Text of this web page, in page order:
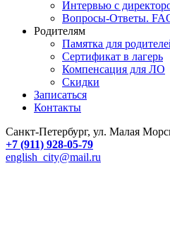
Интервью с
Вопросы-Ответы.
Родителям
Памятка для
Сертификат в лагерь
Компенсация для ЛО
Скидки
Записаться
Контакты
Санкт-Петербург, ул. Малая
+7 (911) 928-05-79
english_city@mail.ru